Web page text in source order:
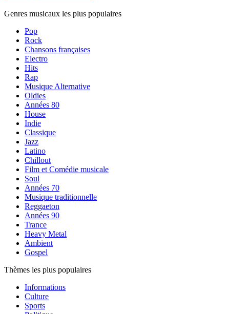
Genres musicaux les plus populaires
Pop
Rock
Chansons françaises
Electro
Hits
Rap
Musique Alternative
Oldies
Années 80
House
Indie
Classique
Jazz
Latino
Chillout
Film et Comédie musicale
Soul
Années 70
Musique traditionnelle
Reggaeton
Années 90
Trance
Heavy Metal
Ambient
Gospel
Thèmes les plus populaires
Informations
Culture
Sports